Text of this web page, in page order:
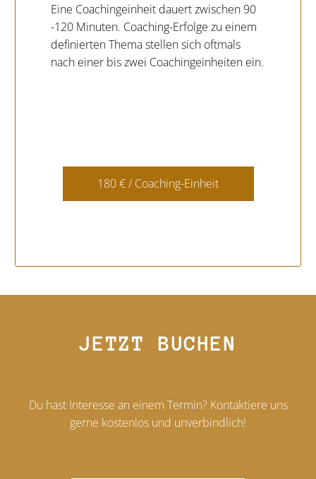
Eine Coachingeinheit dauert zwischen 90
-120 Minuten. Coaching-Erfolge zu einem
definierten Thema stellen sich oftmals
nach einer bis zwei Coachingeinheiten ein.
180 € / Coaching-Einheit
JETZT BUCHEN
Du hast Interesse an einem Termin? Kontaktiere uns
gerne kostenlos und unverbindlich!